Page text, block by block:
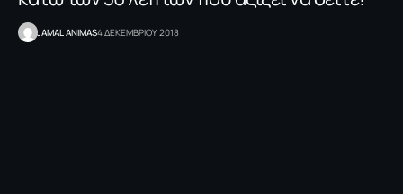
JAMAL ANIMAS4 ΔΕΚΕΜΒΡΙΟΥ 2018